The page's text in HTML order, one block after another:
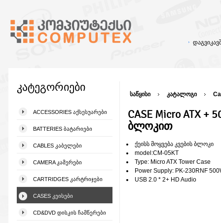
კატეგორიები
ACCESSORIES ᲐᲥᲡᲔᲡᲣᲐᲠᲔᲑᲘ
BATTERIES ᲑᲐᲢᲐᲠᲘᲔᲑᲘ
CABLES ᲙᲐᲑᲔᲚᲔᲑᲘ
CAMERA ᲙᲐᲛᲔᲠᲔᲑᲘ
CARTRIDGES ᲙᲐᲠᲢᲠᲘᲯᲔᲑᲘ
CASES ᲙᲔᲘᲡᲔᲑᲘ
CD&DVD ᲓᲘᲡᲙᲘᲡ ᲩᲐᲛᲬᲔᲠᲔᲑᲘ
საწყისი კატალოგი
CASE Micro ATX +
ბლოკით
ქეისს მოყვება კვების ბლოკი
model:CM-05KT
Type: Micro ATX Tower Case
Power Supply: PK-230RNF
USB 2.0 * 2+ HD Audio